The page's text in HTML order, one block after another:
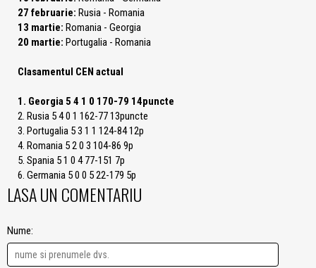
27 februarie: Rusia - Romania
13 martie: Romania - Georgia
20 martie: Portugalia - Romania
Clasamentul CEN actual
1. Georgia 5 4 1 0 170-79 14puncte
2. Rusia 5 4 0 1 162-77 13puncte
3. Portugalia 5 3 1 1 124-84 12p
4. Romania 5 2 0 3 104-86 9p
5. Spania 5 1 0 4 77-151 7p
6. Germania 5 0 0 5 22-179 5p
LASA UN COMENTARIU
Nume: